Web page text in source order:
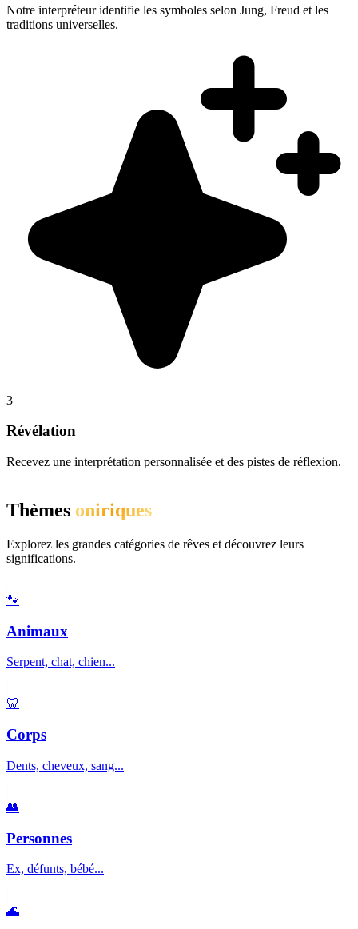
Notre interpréteur identifie les symboles selon Jung, Freud et les
traditions universelles.
3
Révélation
Recevez une interprétation personnalisée et des pistes de réflexion.
Thèmes oniriques
Explorez les grandes catégories de rêves et découvrez leurs
significations.
🐾
Animaux
Serpent, chat, chien...
🦷
Corps
Dents, cheveux, sang...
👥
Personnes
Ex, défunts, bébé...
🌊